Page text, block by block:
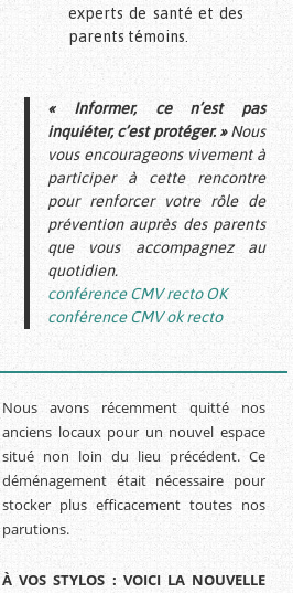
experts de santé et des
parents témoins.
« Informer, ce n’est pas
inquiéter, c’est protéger. »Nous
vous encourageons vivement à
participer à cette rencontre
pour renforcer votre rôle de
prévention auprès des parents
que vous accompagnez au
quotidien.
conférence CMV recto OK
conférence CMV ok recto
Nous avons récemment quitté nos
anciens locaux pour un nouvel espace
situé non loin du lieu précédent. Ce
déménagement était nécessaire pour
stocker plus efficacement toutes nos
parutions.
À VOS STYLOS : VOICI LA NOUVELLE